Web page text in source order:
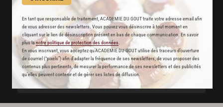
En tant que responsable de traitement, ACADEMIE DU GOUT traite votre adresse email afin
de vous adresser des newsletters. Vous pouvez vous désinscrire à tout moment en
cliquant sur le lien de désinscription présent en bas de chaque communication. En savoir
plus lanotre politique de protection des données
En vous inscrivant, vous acceptez qu'ACADEMIE DU GOUT utilise des traceurs d’ouverture
de courriel (“pixels”) afin d’adapter la fréquence de ses newsletters, de vous proposer des
contenus plus pertinents, de mesurer la performance de ses newsletters et des publicités
qu’elles peuvent contenir et de gérer ses listes de diffusion.
Stop pub
un service garanti sans publicité
JE M'ABONNE
DÉJÀ ABONNÉ(E) ? JE ME CONNECTE